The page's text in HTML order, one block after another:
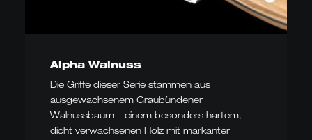
Alpha Walnuss
Die Griffe dieser Serie stammen aus
ausgewachsenem Graubündener
Walnussbaum – einem besonders hartem,
dicht verwachsenen Holz mit markanter